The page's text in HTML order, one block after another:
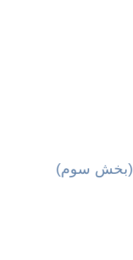
(بخش سوم)